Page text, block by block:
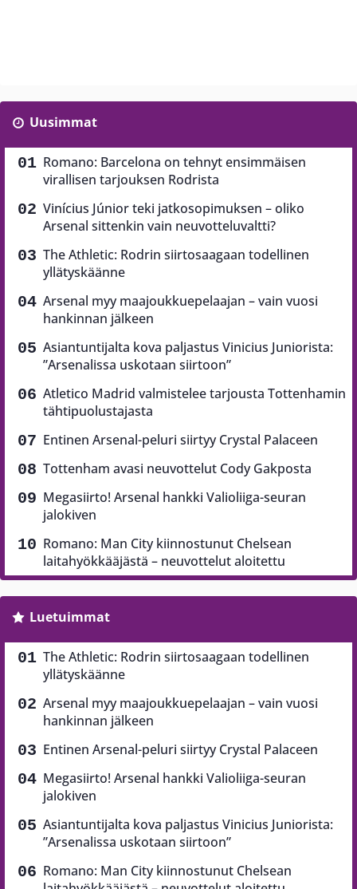
Uusimmat
Romano: Barcelona on tehnyt ensimmäisen
virallisen tarjouksen Rodrista
Vinícius Júnior teki jatkosopimuksen – oliko
Arsenal sittenkin vain neuvotteluvaltti?
The Athletic: Rodrin siirtosaagaan todellinen
yllätyskäänne
Arsenal myy maajoukkuepelaajan – vain vuosi
hankinnan jälkeen
Asiantuntijalta kova paljastus Vinicius Juniorista:
”Arsenalissa uskotaan siirtoon”
Atletico Madrid valmistelee tarjousta Tottenhamin
tähtipuolustajasta
Entinen Arsenal-peluri siirtyy Crystal Palaceen
Tottenham avasi neuvottelut Cody Gakposta
Megasiirto! Arsenal hankki Valioliiga-seuran
jalokiven
Romano: Man City kiinnostunut Chelsean
laitahyökkääjästä – neuvottelut aloitettu
Luetuimmat
The Athletic: Rodrin siirtosaagaan todellinen
yllätyskäänne
Arsenal myy maajoukkuepelaajan – vain vuosi
hankinnan jälkeen
Entinen Arsenal-peluri siirtyy Crystal Palaceen
Megasiirto! Arsenal hankki Valioliiga-seuran
jalokiven
Asiantuntijalta kova paljastus Vinicius Juniorista:
”Arsenalissa uskotaan siirtoon”
Romano: Man City kiinnostunut Chelsean